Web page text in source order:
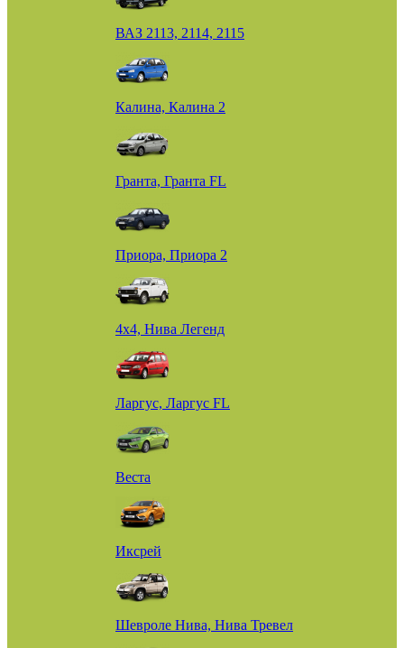
ВАЗ 2113, 2114, 2115
Калина, Калина 2
Гранта, Гранта FL
Приора, Приора 2
4х4, Нива Легенд
Ларгус, Ларгус FL
Веста
Иксрей
Шевроле Нива, Нива Тревел